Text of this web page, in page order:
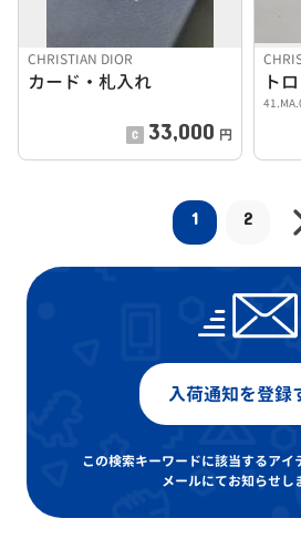
CHRISTIAN DIOR
カード・札入れ
33,000 円
1 2
入荷通知を登録
この検索キーワードに該当するアイ
メールにてお知らせし